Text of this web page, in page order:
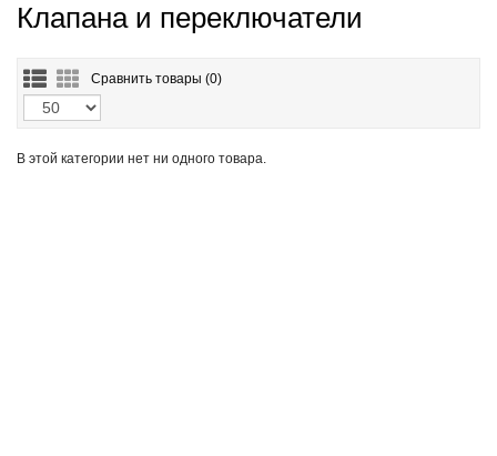
Клапана и переключатели
Сравнить товары (0)
В этой категории нет ни одного товара.